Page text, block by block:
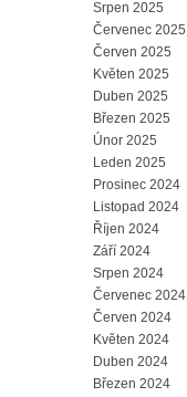
Srpen 2025
Červenec 2025
Červen 2025
Květen 2025
Duben 2025
Březen 2025
Únor 2025
Leden 2025
Prosinec 2024
Listopad 2024
Říjen 2024
Září 2024
Srpen 2024
Červenec 2024
Červen 2024
Květen 2024
Duben 2024
Březen 2024